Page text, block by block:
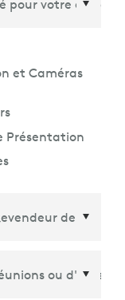
et Caméras
Présentation